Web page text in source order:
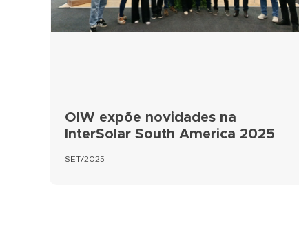
OIW expõe novidades na
InterSolar South America 2025
SET/2025